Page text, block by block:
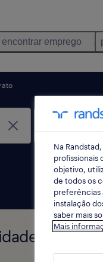
encontrar emprego
Na
profissionais
objetivo,
de todos os
preferências
instalação
saber mais
Mais